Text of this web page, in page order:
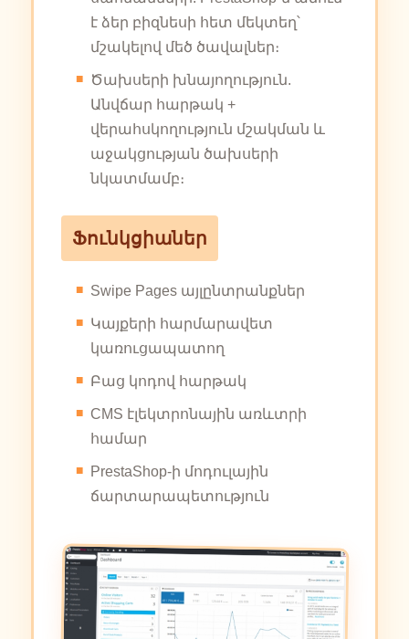
է ձեր բիզնեսի հետ մեկտեղ՝
մշակելով մեծ ծավալներ։
Ծախսերի խնայողություն.
Անվճար հարթակ +
վերահսկողություն մշակման և
աջակցության ծախսերի
նկատմամբ։
Ֆունկցիաներ
Swipe Pages այլընտրանքներ
Կայքերի հարմարավետ
կառուցապատող
Բաց կոդով հարթակ
CMS էլեկտրոնային առևտրի
համար
PrestaShop-ի մոդուլային
ճարտարապետություն